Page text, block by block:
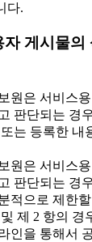
다.
자 게시물의
원은 서비스용
판단되는 경
는 등록한 내
원은 서비스용
판단되는 경
적으로 제한
제 2 항의 경
인을 통해서